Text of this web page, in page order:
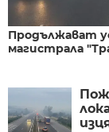
Продължават
магистрала